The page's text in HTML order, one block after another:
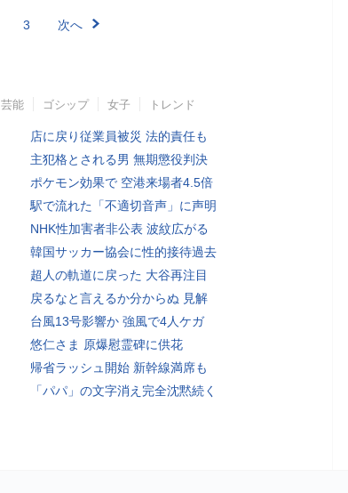
3 次へ
芸能 ゴシップ 女子 トレンド
店に戻り従業員被災 法的責任も
主犯格とされる男 無期懲役判決
ポケモン効果で 空港来場者4.5倍
駅で流れた「不適切音声」に声明
NHK性加害者非公表 波紋広がる
韓国サッカー協会に性的接待過去
超人の軌道に戻った 大谷再注目
戻るなと言えるか分からぬ 見解
台風13号影響か 強風で4人ケガ
悠仁さま 原爆慰霊碑に供花
帰省ラッシュ開始 新幹線満席も
「パパ」の文字消え完全沈黙続く